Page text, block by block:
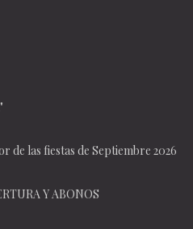
de las fiestas de Septiembre 2026
Y ABONOS